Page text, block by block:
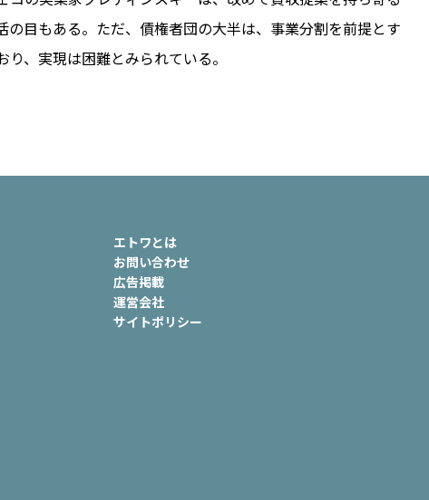
#サステナブル
スの地方
目もある。ただ、債権者団の大半は、事業分割を前提とす
、実現は困難とみられている。
エトワとは
お問い合わせ
広告掲載
運営会社
サイトポリシー